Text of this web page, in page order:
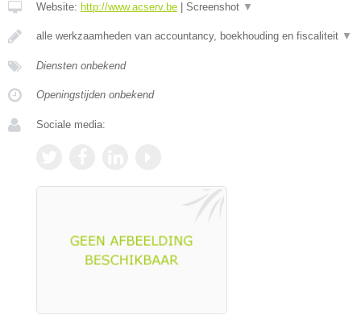
Website: http://www.acserv.be Screenshot ▼
alle werkzaamheden van accountancy, boekhouding en fiscaliteit ▼
Diensten onbekend
Openingstijden onbekend
Sociale media: